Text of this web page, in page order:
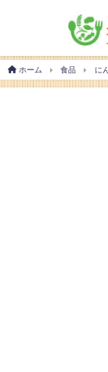
ホーム 食品 に